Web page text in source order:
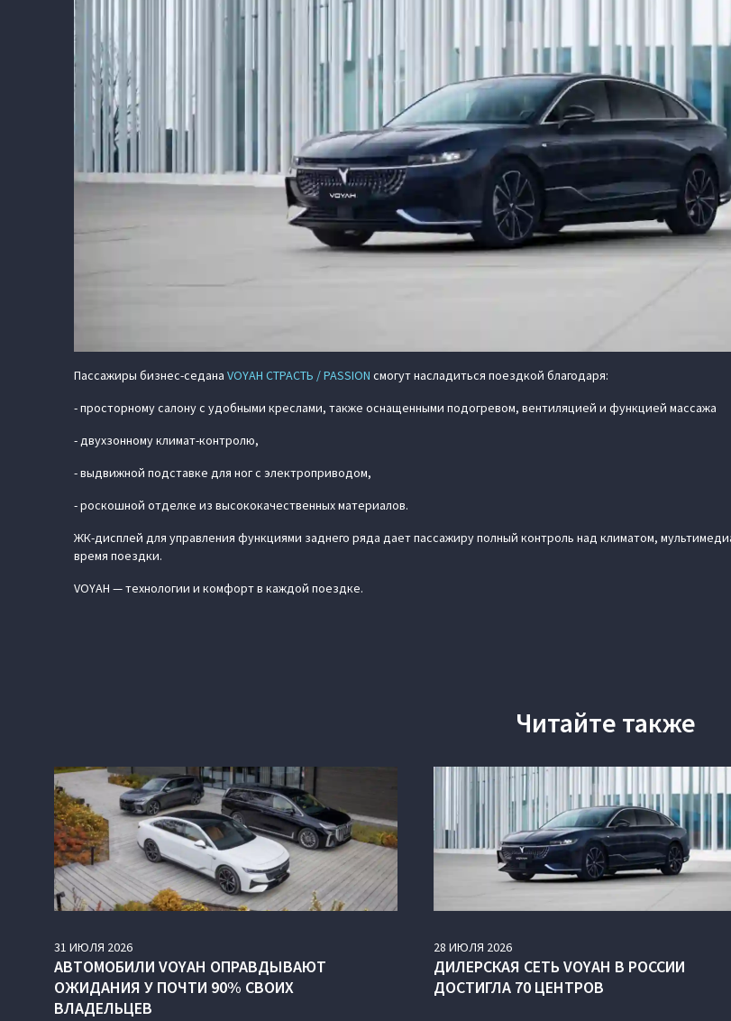
Пассажиры бизнес-седана VOYAH СТРАСТЬ / PASSION смогут насладиться поездкой благодаря:
- просторному салону с удобными креслами, также оснащенными подогревом, вентиляцией и функцией массажа
- двухзонному климат-контролю,
- выдвижной подставке для ног с электроприводом,
- роскошной отделке из высококачественных материалов.
ЖК-дисплей для управления функциями заднего ряда дает пассажиру полный контроль над климатом,
время поездки.
VOYAH — технологии и комфорт в каждой поездке.
Читайте также
31 ИЮЛЯ 2026
АВТОМОБИЛИ VOYAH ОПРАВДЫВАЮТ
ОЖИДАНИЯ У ПОЧТИ 90% СВОИХ
ВЛАДЕЛЬЦЕВ
28 ИЮЛЯ 2026
ДИЛЕРСКАЯ СЕТЬ VOYAH В РОССИИ
ДОСТИГЛА 70 ЦЕНТРОВ